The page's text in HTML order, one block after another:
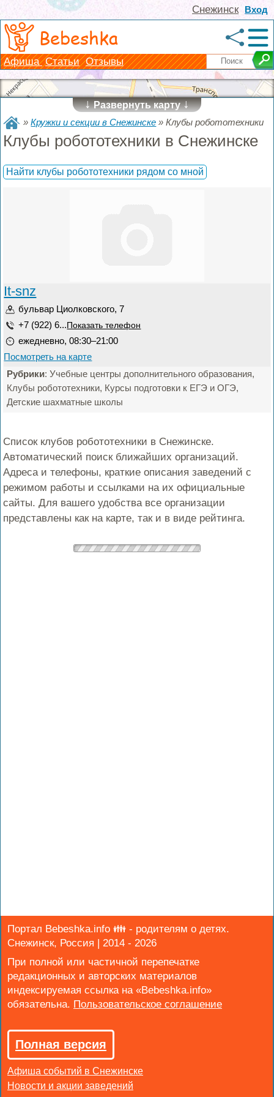
Вход
Снежинск
Bebeshka
Афиша Статьи Отзывы
↓Развернуть карту↓
»Кружки и секции в Снежинске »Клубы робототехники
Клубы робототехники в Снежинске
Найти клубы робототехники рядом со мной
It-snz
бульвар Циолковского, 7
+7 (922) 6... Показать телефон
ежедневно, 08:30–21:00
Посмотреть на карте
Рубрики: Учебные центры дополнительного образования,
Клубы робототехники, Курсы подготовки к ЕГЭ и ОГЭ,
Детские шахматные школы
Список клубов робототехники в Снежинске.
Автоматический поиск ближайших организаций.
Адреса и телефоны, краткие описания заведений с
режимом работы и ссылками на их официальные
сайты. Для вашего удобства все организации
представлены как на карте, так и в виде рейтинга.
Портал Bebeshka.info 👪 - родителям о детях.
Снежинск, Россия | 2014 - 2026
При полной или частичной перепечатке
редакционных и авторских материалов
индексируемая ссылка на «Bebeshka.info»
обязательна.
Полная версия
Афиша событий в Снежинске
Новости и акции заведений